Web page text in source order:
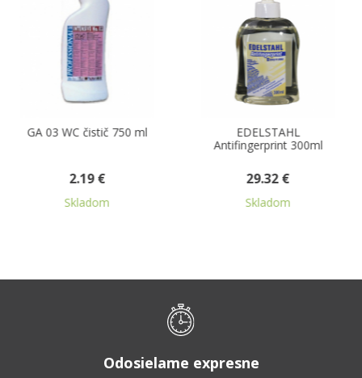
čistič 750 ml
Antifingerprint 300ml
Odosielame expresne